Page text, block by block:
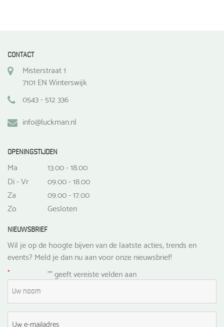
CONTACT
Misterstraat 1
7101 EN Winterswijk
0543 - 512 336
info@luckman.nl
OPENINGSTIJDEN
Ma
13.00 - 18.00
Di - Vr
09.00 - 18.00
Za
09.00 - 17.00
Zo
Gesloten
NIEUWSBRIEF
Wil je op de hoogte bijven van de laatste acties, trends en
events? Meld je dan nu aan voor onze nieuwsbrief!
"
* " geeft vereiste velden aan